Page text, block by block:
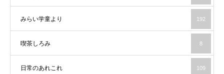
みらい学童より 192
喫茶しろみ 8
日常のあれこれ 109